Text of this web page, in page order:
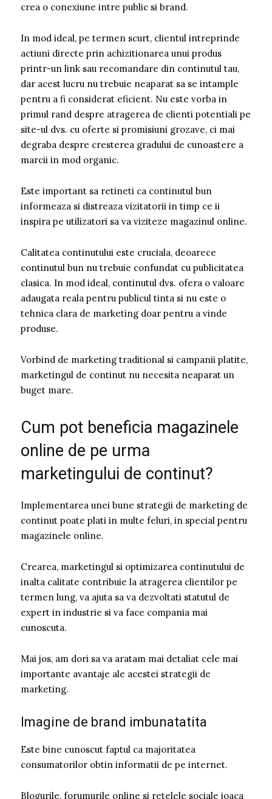
crea o conexiune intre public si brand.
In mod ideal, pe termen scurt, clientul intreprinde
actiuni directe prin achizitionarea unui produs
printr-un link sau recomandare din continutul tau,
dar acest lucru nu trebuie neaparat sa se intample
pentru a fi considerat eficient. Nu este vorba in
primul rand despre atragerea de clienti potentiali pe
site-ul dvs. cu oferte si promisiuni grozave, ci mai
degraba despre cresterea gradului de cunoastere a
marcii in mod organic.
Este important sa retineti ca continutul bun
informeaza si distreaza vizitatorii in timp ce ii
inspira pe utilizatori sa va viziteze magazinul online.
Calitatea continutului este cruciala, deoarece
continutul bun nu trebuie confundat cu publicitatea
clasica. In mod ideal, continutul dvs. ofera o valoare
adaugata reala pentru publicul tinta si nu este o
tehnica clara de marketing doar pentru a vinde
produse.
Vorbind de marketing traditional si campanii platite,
marketingul de continut nu necesita neaparat un
buget mare.
Cum pot beneficia magazinele
online de pe urma
marketingului de continut?
Implementarea unei bune strategii de marketing de
continut poate plati in multe feluri, in special pentru
magazinele online.
Crearea, marketingul si optimizarea continutului de
inalta calitate contribuie la atragerea clientilor pe
termen lung, va ajuta sa va dezvoltati statutul de
expert in industrie si va face compania mai
cunoscuta.
Mai jos, am dori sa va aratam mai detaliat cele mai
importante avantaje ale acestei strategii de
marketing.
Imagine de brand imbunatatita
Este bine cunoscut faptul ca majoritatea
consumatorilor obtin informatii de pe internet.
Blogurile, forumurile online si retelele sociale joaca